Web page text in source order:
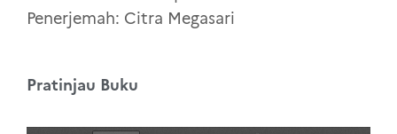
Penerjemah: Citra Megasari
Pratinjau Buku